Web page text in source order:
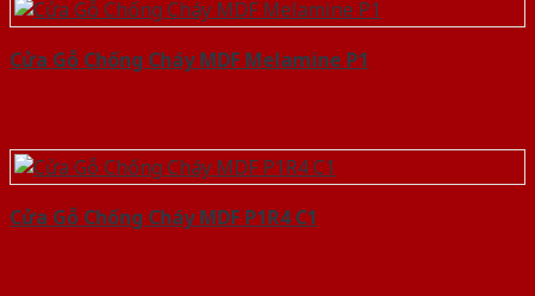
Cửa Gỗ Chống Cháy MDF Melamine P1
Cửa Gỗ Chống Cháy MDF P1R4 C1